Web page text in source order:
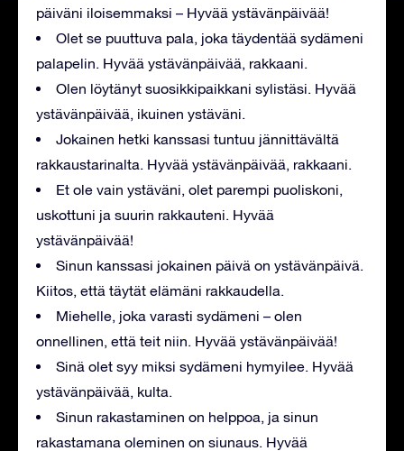
päiväni iloisemmaksi – Hyvää ystävänpäivää!
Olet se puuttuva pala, joka täydentää sydämeni
palapelin. Hyvää ystävänpäivää, rakkaani.
Olen löytänyt suosikkipaikkani sylistäsi. Hyvää
ystävänpäivää, ikuinen ystäväni.
Jokainen hetki kanssasi tuntuu jännittävältä
rakkaustarinalta. Hyvää ystävänpäivää, rakkaani.
Et ole vain ystäväni, olet parempi puoliskoni,
uskottuni ja suurin rakkauteni. Hyvää
ystävänpäivää!
Sinun kanssasi jokainen päivä on ystävänpäivä.
Kiitos, että täytät elämäni rakkaudella.
Miehelle, joka varasti sydämeni – olen
onnellinen, että teit niin. Hyvää ystävänpäivää!
Sinä olet syy miksi sydämeni hymyilee. Hyvää
ystävänpäivää, kulta.
Sinun rakastaminen on helppoa, ja sinun
rakastamana oleminen on siunaus. Hyvää